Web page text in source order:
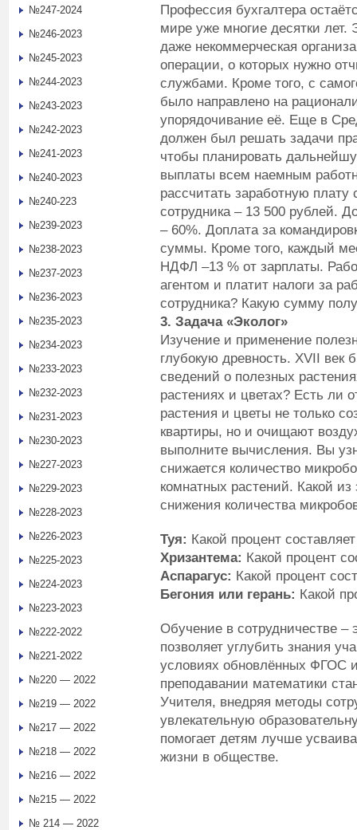
Профессия бухгалтера
мире уже многие десятки лет.
даже некоммерческая
операции, о которых нужно
службами. Кроме того, с
было направлено на
упорядочивание её. Еще в
должен был решать задачи
чтобы планировать
выплаты всем наемным
рассчитать заработную
сотрудника – 13 500 рублей.
– 60%. Доплата за
суммы. Кроме того, каждый
НДФЛ –13 % от зарплаты.
агентом и платит налоги за
сотрудника? Какую сумму
3. Задача «Эколог»
Изучение и применение
глубокую древность. XVII век
сведений о полезных
растениях и цветах? Есть ли
растения и цветы не только
квартиры, но и очищают
выполните вычисления. Вы
снижается количество
комнатных растений. Какой
снижения количества
Туя: Какой процент
Хризантема: Какой процент
Аспарагус: Какой процент
Бегония или герань: Какой
Обучение в сотрудничестве
позволяет углубить знания
условиях обновлённых ФГОС
преподавании математики
Учителя, внедряя методы
увлекательную
помогает детям лучше
жизни в обществе.
№247-2024
№246-2023
№245-2023
№244-2023
№243-2023
№242-2023
№241-2023
№240-2023
№240-223
№239-2023
№238-2023
№237-2023
№236-2023
№235-2023
№234-2023
№233-2023
№232-2023
№231-2023
№230-2023
№227-2023
№229-2023
№228-2023
№226-2023
№225-2023
№224-2023
№223-2023
№222-2022
№221-2022
№220 — 2022
№219 — 2022
№217 — 2022
№218 — 2022
№216 — 2022
№215 — 2022
№ 214 — 2022